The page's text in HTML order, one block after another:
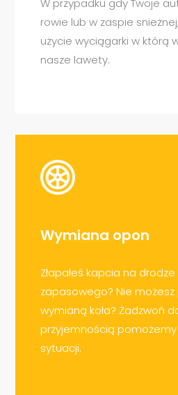
W przypadku gdy Twoje
rowie lub w zaspie
użycie wyciągarki w którą
nasze lawety.
Wymiana opon
Złapałeś kapcia na
zapasowego? Nie
wymianą koła? Zadzwoń
przyjemnością pomożemy
sytuacji.